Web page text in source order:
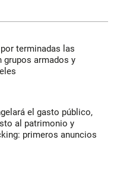
terminadas las
grupos armados y
el gasto público,
al patrimonio y
primeros anuncios